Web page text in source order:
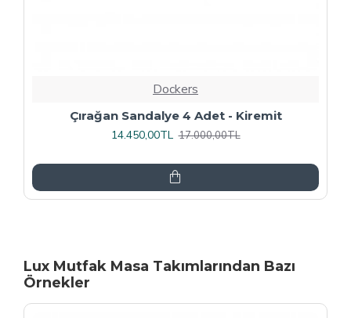
Dockers
Rozhet Sandalye (Kromnikel) (4 Adet
Fiyatıdır) - Kahve
Lux Mutfak Masa Takımlarından Bazı
Örnekler